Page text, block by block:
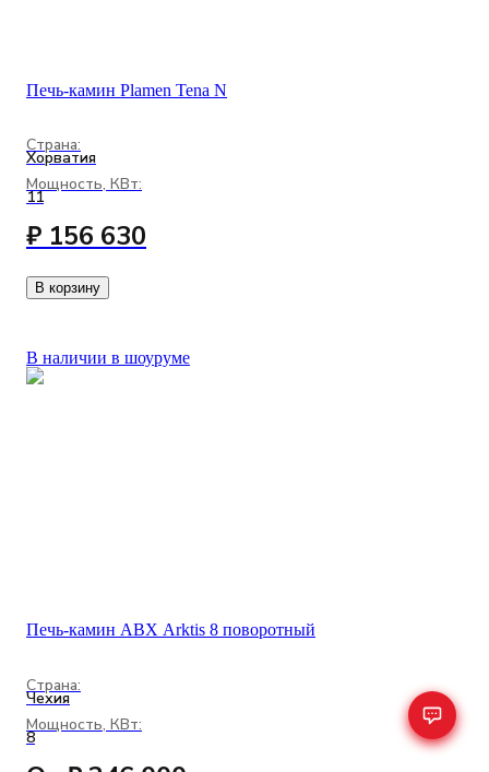
Печь-камин Plamen Tena N
Страна:
Хорватия
Мощность, КВт:
11
₽ 156 630
В корзину
В наличии в шоуруме
Печь-камин ABX Arktis 8 поворотный
Страна:
Чехия
Мощность, КВт:
8